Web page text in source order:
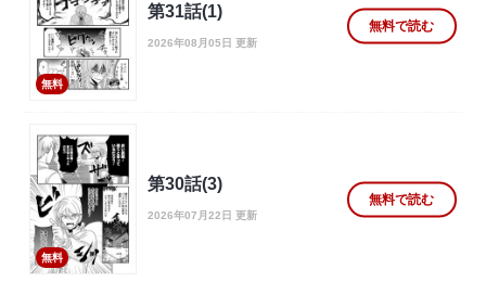
無料
第31話(1)
2026年08月05日 更新
無料で読む
無料
第30話(3)
2026年07月22日 更新
無料で読む